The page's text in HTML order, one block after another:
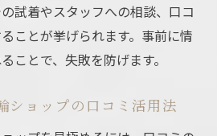
試着やスタッフへの相談、口コ
ことが挙げられます。事前に情
ことで、失敗を防げます。
ショップの口コミ活用法